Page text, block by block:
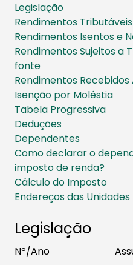
​Legislação
Rendimentos Tributáveis
Rendimentos Isentos e
Rendimentos Sujeitos a
fonte
Rendimentos
Isenção por Moléstia
Tabela Progressiva
Deduções
Dependentes
Como declarar o
imposto de renda?
Cálculo do Imposto
Endereços das Unidades
Legislação
Nº/Ano